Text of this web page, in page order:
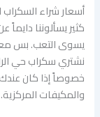
أسعار شراء السكراب
كثير يسألوننا
يسوى التعب. بس
نشتري سكراب حي
خصوصاً إذا كان
والمكيفات المركزية.